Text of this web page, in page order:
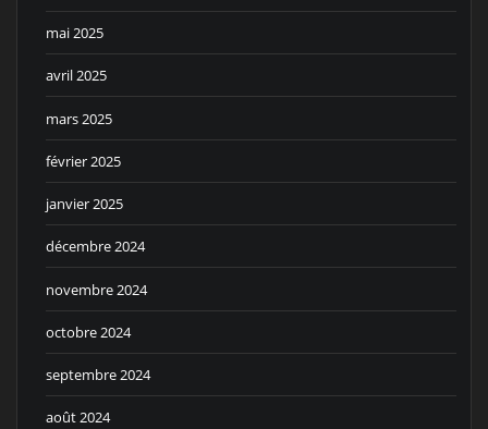
mai 2025
avril 2025
mars 2025
février 2025
janvier 2025
décembre 2024
novembre 2024
octobre 2024
septembre 2024
août 2024